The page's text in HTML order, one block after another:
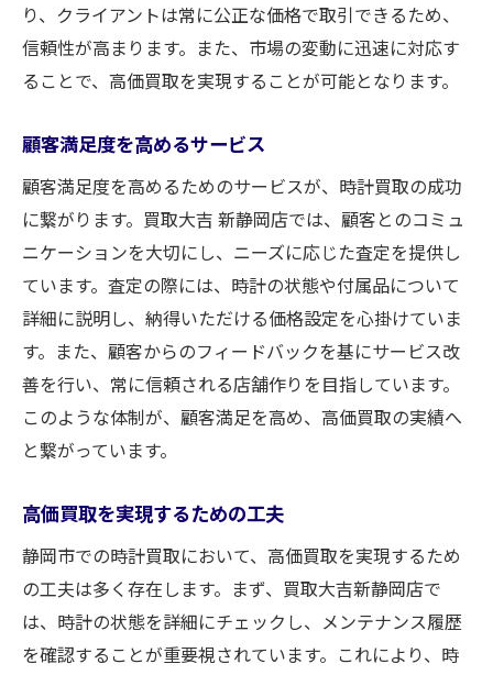
り、クライアントは常に公正な価格で取引できるため、
信頼性が高まります。また、市場の変動に迅速に対応す
ることで、高価買取を実現することが可能となります。
顧客満足度を高めるサービス
顧客満足度を高めるためのサービスが、時計買取の成功
に繋がります。買取大吉 新静岡店では、顧客とのコミュ
ニケーションを大切にし、ニーズに応じた査定を提供し
ています。査定の際には、時計の状態や付属品について
詳細に説明し、納得いただける価格設定を心掛けていま
す。また、顧客からのフィードバックを基にサービス改
善を行い、常に信頼される店舗作りを目指しています。
このような体制が、顧客満足を高め、高価買取の実績へ
と繋がっています。
高価買取を実現するための工夫
静岡市での時計買取において、高価買取を実現するため
の工夫は多く存在します。まず、買取大吉新静岡店で
は、時計の状態を詳細にチェックし、メンテナンス履歴
を確認することが重要視されています。これにより、時